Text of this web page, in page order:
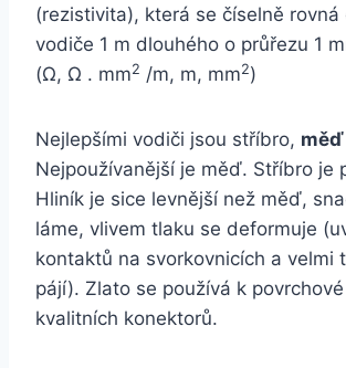
(rezistivita), která se číselně rovná
vodiče 1 m dlouhého o průřezu 1
(Ω, Ω . mm2 /m, m, mm2)
Nejlepšími vodiči jsou stříbro, měď
Nejpoužívanější je měď. Stříbro je
Hliník je sice levnější než měď,
láme, vlivem tlaku se deformuje
kontaktů na svorkovnicích a velmi
pájí). Zlato se používá k
kvalitních konektorů.